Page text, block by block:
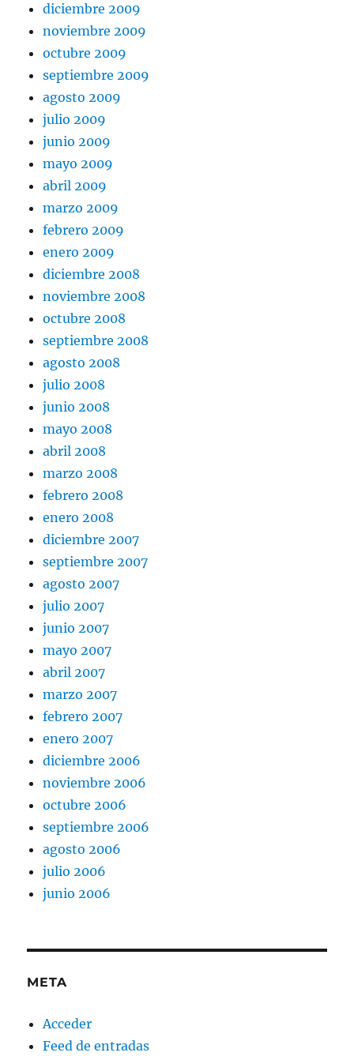
diciembre 2009
noviembre 2009
octubre 2009
septiembre 2009
agosto 2009
julio 2009
junio 2009
mayo 2009
abril 2009
marzo 2009
febrero 2009
enero 2009
diciembre 2008
noviembre 2008
octubre 2008
septiembre 2008
agosto 2008
julio 2008
junio 2008
mayo 2008
abril 2008
marzo 2008
febrero 2008
enero 2008
diciembre 2007
septiembre 2007
agosto 2007
julio 2007
junio 2007
mayo 2007
abril 2007
marzo 2007
febrero 2007
enero 2007
diciembre 2006
noviembre 2006
octubre 2006
septiembre 2006
agosto 2006
julio 2006
junio 2006
META
Acceder
Feed de entradas